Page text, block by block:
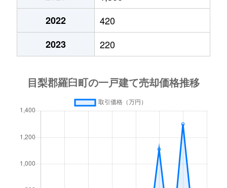
2022
420
2023
220